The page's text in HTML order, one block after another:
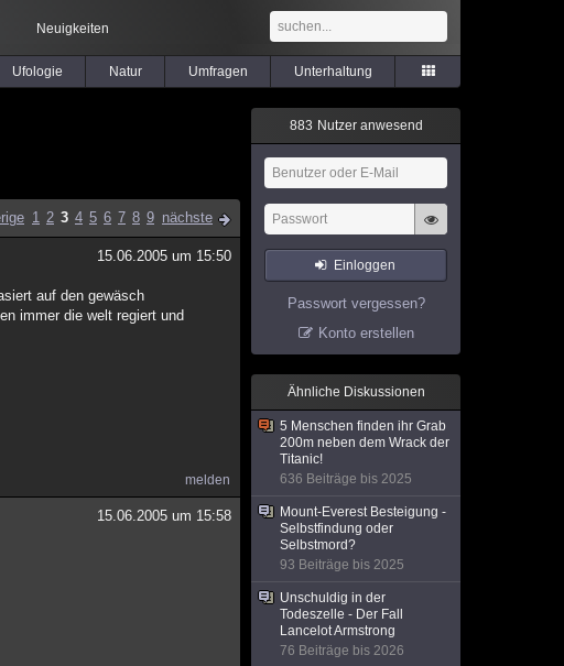
Neuigkeiten
Ufologie Natur Umfragen Unterhaltung
1 2 3 4 5 6 7 8 9 nächste
15.06.2005 um 15:50
auf den gewäsch
immer die welt regiert und
melden
15.06.2005 um 15:58
883 Nutzer anwesend
Einloggen
Passwort vergessen?
Konto erstellen
Ähnliche Diskussionen
5 Menschen finden ihr Grab
200m neben dem Wrack der
Titanic!
636 Beiträge bis 2025
Mount-Everest Besteigung -
Selbstfindung oder
Selbstmord?
93 Beiträge bis 2025
Unschuldig in der
Todeszelle - Der Fall
Lancelot Armstrong
76 Beiträge bis 2026